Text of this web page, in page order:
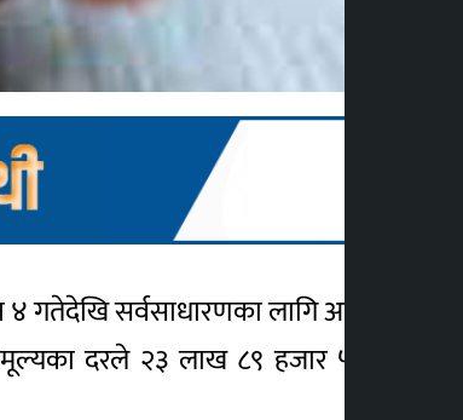
४ गतेदेखि सर्वसाधारणका लागि आइपीओ बिक्री
दरले २३ लाख ८९ हजार ५ सय कित्ता